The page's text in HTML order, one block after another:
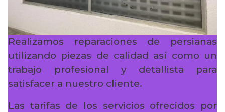
Realizamos reparaciones de persianas
utilizando piezas de calidad así como un
trabajo profesional y detallista para
satisfacer a nuestro cliente.
Las tarifas de los servicios ofrecidos por